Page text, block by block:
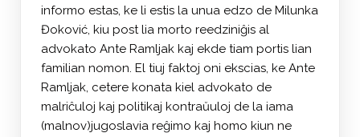
informo estas, ke li estis la unua edzo de Milunka
Đoković, kiu post lia morto reedziniĝis al
advokato Ante Ramljak kaj ekde tiam portis lian
familian nomon. El tiuj faktoj oni ekscias, ke Ante
Ramljak, cetere konata kiel advokato de
malriĉuloj kaj politikaj kontraŭuloj de la iama
(malnov)jugoslavia reĝimo kaj homo kiun ne